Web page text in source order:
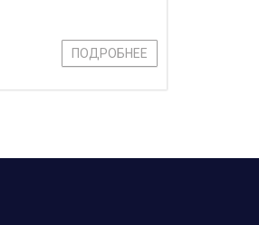
ПОДРОБНЕЕ